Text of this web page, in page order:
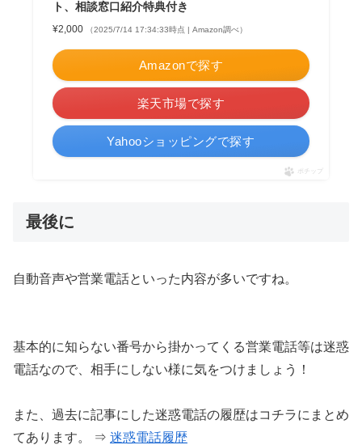
ト、相談窓口紹介特典付き
¥2,000 （2025/7/14 17:34:33時点 | Amazon調べ）
Amazonで探す
楽天市場で探す
Yahooショッピングで探す
ポチップ
最後に
自動音声や営業電話といった内容が多いですね。
基本的に知らない番号から掛かってくる営業電話等は迷惑
電話なので、相手にしない様に気をつけましょう！
また、過去に記事にした迷惑電話の履歴はコチラにまとめ
てあります。 ⇒ 迷惑電話履歴